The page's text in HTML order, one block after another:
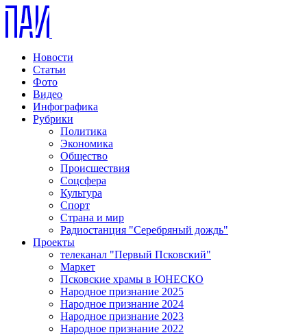
Новости
Статьи
Фото
Видео
Инфографика
Рубрики
Политика
Экономика
Общество
Происшествия
Соцсфера
Культура
Спорт
Страна и мир
Радиостанция "Серебряный дождь"
Проекты
телеканал "Первый Псковский"
Маркет
Псковские храмы в ЮНЕСКО
Народное признание 2025
Народное признание 2024
Народное признание 2023
Народное признание 2022